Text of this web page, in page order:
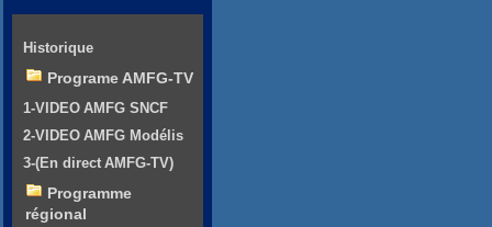
Historique
Programe AMFG-TV
1-VIDEO AMFG SNCF
2-VIDEO AMFG Modélis
3-(En direct AMFG-TV)
Programme
régional